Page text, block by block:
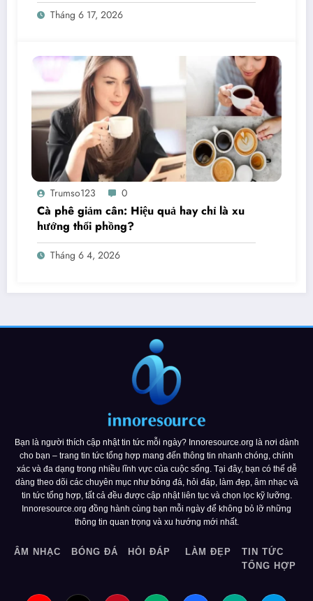
Tháng 6 17, 2026
Trumso123 0
Cà phê giảm cân: Hiệu quả hay chỉ là xu
hướng thổi phồng?
Tháng 6 4, 2026
Bạn là người thích cập nhật tin tức mỗi ngày? Innoresource.org là nơi dành
cho bạn – trang tin tức tổng hợp mang đến thông tin nhanh chóng, chính
xác và đa dạng trong nhiều lĩnh vực của cuộc sống. Tại đây, bạn có thể dễ
dàng theo dõi các chuyên mục như bóng đá, hỏi đáp, làm đẹp, âm nhạc và
tin tức tổng hợp, tất cả đều được cập nhật liên tục và chọn lọc kỹ lưỡng.
Innoresource.org đồng hành cùng bạn mỗi ngày để không bỏ lỡ những
thông tin quan trọng và xu hướng mới nhất.
ÂM NHẠC BÓNG ĐÁ HỎI ĐÁP LÀM ĐẸP
TIN TỨC
TỔNG HỢP